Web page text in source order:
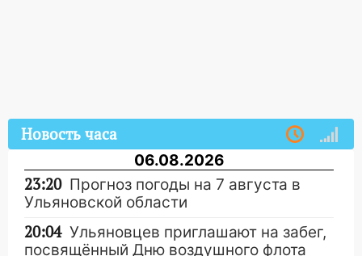
Новость часа
06.08.2026
23:20 Прогноз погоды на 7 августа в
Ульяновской области
20:04 Ульяновцев приглашают на забег,
посвящённый Дню воздушного флота